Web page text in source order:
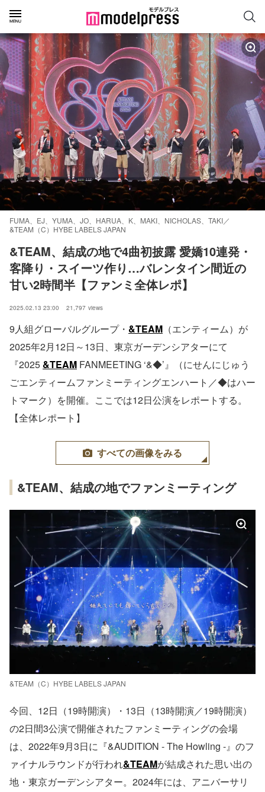
FUMA、EJ、YUMA、JO、HARUA、K、MAKI、NICHOLAS、TAKI／
&TEAM（C）HYBE LABELS JAPAN
&TEAM、結成の地で4曲初披露 愛嬌10連発・
客降り・スイーツ作り…バレンタイン間近の
甘い2時間半【ファンミ全体レポ】
2025.02.13 23:00 21,797 views
9人組グローバルグループ・ &TEAM （エンティーム）が
2025年2月12日～13日、東京ガーデンシアターにて
『2025 &TEAM FANMEETING ‘&︎◆’』（にせんにじゅう
ごエンティームファンミーティングエンハート／◆はハー
トマーク）を開催。ここでは12日公演をレポートする。
【全体レポート】
すべての画像をみる
&TEAM、結成の地でファンミーティング
&TEAM（C）HYBE LABELS JAPAN
今回、12日（19時開演）・13日（13時開演／19時開演）
の2日間3公演で開催されたファンミーティングの会場
は、2022年9月3日に『&AUDITION - The Howling -』のフ
ァイナルラウンドが行われ&TEAMが結成された思い出の
地・東京ガーデンシアター。2024年には、アニバーサリ